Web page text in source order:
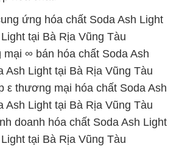
ứng hóa chất Soda Ash Light
Light tại Bà Rịa Vũng Tàu
∞ bán hóa chất Soda Ash
Ash Light tại Bà Rịa Vũng Tàu
ε thương mại hóa chất Soda Ash
Ash Light tại Bà Rịa Vũng Tàu
doanh hóa chất Soda Ash Light
Light tại Bà Rịa Vũng Tàu